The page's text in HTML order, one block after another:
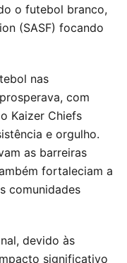
o futebol branco,
(SASF) focando
nas
com
Kaizer Chiefs
e orgulho.
as barreiras
fortaleciam a
comunidades
devido às
significativo